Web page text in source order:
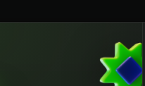
бўлсин, азиз аёллар